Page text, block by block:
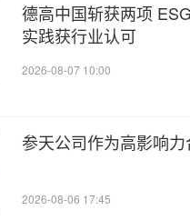
德高中国斩获两项
实践获行业认可
2026-08-07 10:00
参天公司作为高影响
2026-08-06 17:45